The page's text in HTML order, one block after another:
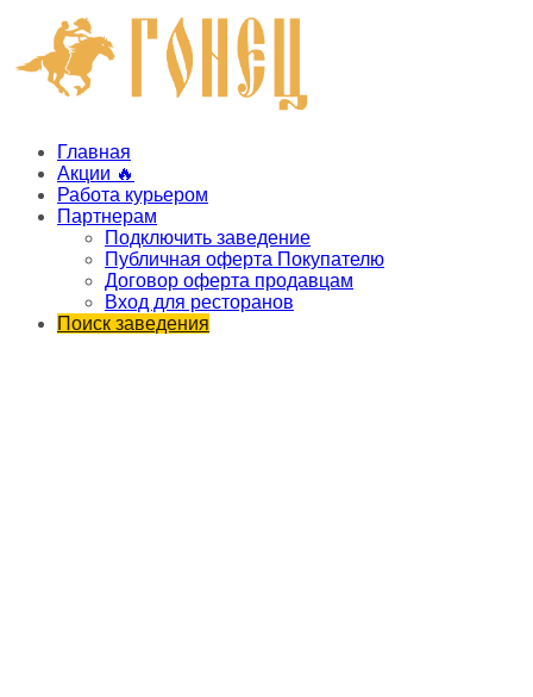
Главная
Акции 🔥
Работа курьером
Партнерам
Подключить заведение
Публичная оферта Покупателю
Договор оферта продавцам
Вход для ресторанов
Поиск заведения